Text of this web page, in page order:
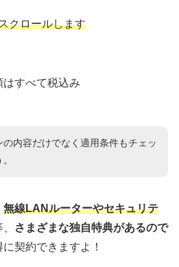
クロールします
すべて税込み
の内容だけでなく適用条件もチェッ
無線LANルーターやセキュリテ
さまざまな独自特典があるので
契約できますよ！